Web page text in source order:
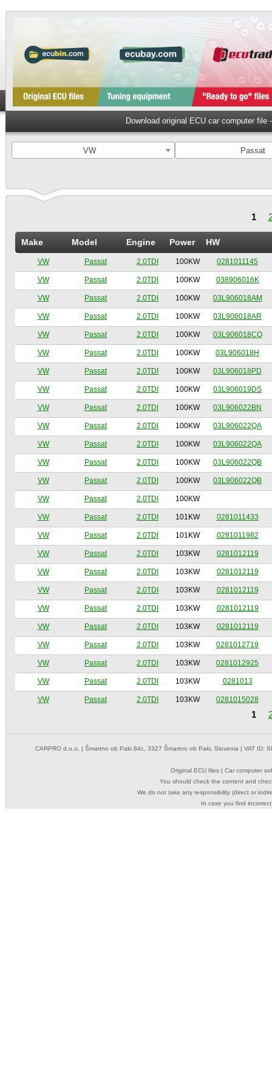
Download original ECU car computer
VW Passat
1
Make Model Engine Power HW
VW Passat 2.0TDI 100KW 0281011145
VW Passat 2.0TDI 100KW 038906016K
VW Passat 2.0TDI 100KW 03L906018AM
VW Passat 2.0TDI 100KW 03L906018AR
VW Passat 2.0TDI 100KW 03L906018CQ
VW Passat 2.0TDI 100KW 03L906018H
VW Passat 2.0TDI 100KW 03L906018PD
VW Passat 2.0TDI 100KW 03L906019DS
VW Passat 2.0TDI 100KW 03L906022BN
VW Passat 2.0TDI 100KW 03L906022QA
VW Passat 2.0TDI 100KW 03L906022QA
VW Passat 2.0TDI 100KW 03L906022QB
VW Passat 2.0TDI 100KW 03L906022QB
VW Passat 2.0TDI 100KW
VW Passat 2.0TDI 101KW 0281011433
VW Passat 2.0TDI 101KW 0281011982
VW Passat 2.0TDI 103KW 0281012119
VW Passat 2.0TDI 103KW 0281012119
VW Passat 2.0TDI 103KW 0281012119
VW Passat 2.0TDI 103KW 0281012119
VW Passat 2.0TDI 103KW 0281012119
VW Passat 2.0TDI 103KW 0281012719
VW Passat 2.0TDI 103KW 0281012925
VW Passat 2.0TDI 103KW 0281013
VW Passat 2.0TDI 103KW 0281015028
1
CARPRO d.o.o. | Šmartno ob Paki 84c, 3327 Šmartno ob Paki, Slovenia | VAT
Original ECU files | Car computer
You should check the content and
We do not take any responsibility (direct or
In case you find